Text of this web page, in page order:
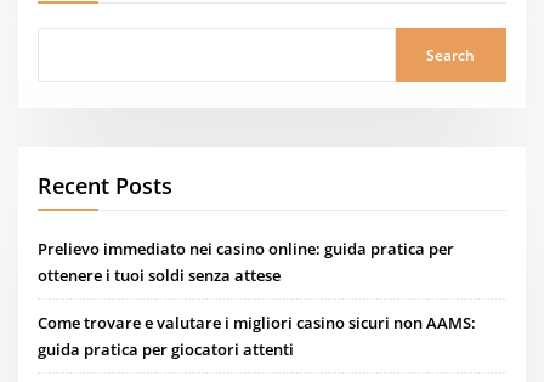
Search
Recent Posts
Prelievo immediato nei casino online: guida pratica per
ottenere i tuoi soldi senza attese
Come trovare e valutare i migliori casino sicuri non AAMS:
guida pratica per giocatori attenti